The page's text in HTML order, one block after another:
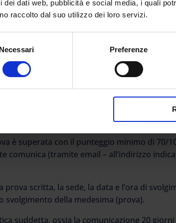
dei dati web, pubblicità e social media, i quali
raccolto dal suo utilizzo dei loro servizi.
Necessari Preferenze
costituita dai soli vincitori di concorso
e formulata sulla base dei soli punteggi di
valutazione dei titoli.
il 2 luglio e si concluderanno
svolgerà
2020, cui si richiama l’articolo 5/5 del DD
è superata con il punteggio minimo di 70/
comunica (tramite email – all’indirizzo
prova scritta, la sede, la data e l’ora di
svolgimento della medesima (prova).
suddetta, ossia la comunicazione 20